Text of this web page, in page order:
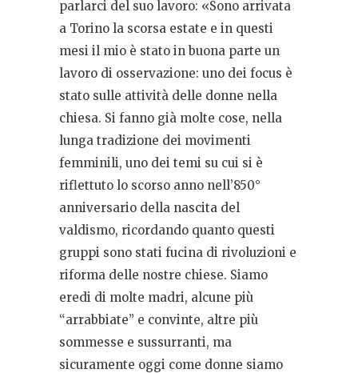
parlarci del suo lavoro: «Sono arrivata
a Torino la scorsa estate e in questi
mesi il mio è stato in buona parte un
lavoro di osservazione: uno dei focus è
stato sulle attività delle donne nella
chiesa. Si fanno già molte cose, nella
lunga tradizione dei movimenti
femminili, uno dei temi su cui si è
riflettuto lo scorso anno nell’850°
anniversario della nascita del
valdismo, ricordando quanto questi
gruppi sono stati fucina di rivoluzioni e
riforma delle nostre chiese. Siamo
eredi di molte madri, alcune più
“arrabbiate” e convinte, altre più
sommesse e sussurranti, ma
sicuramente oggi come donne siamo